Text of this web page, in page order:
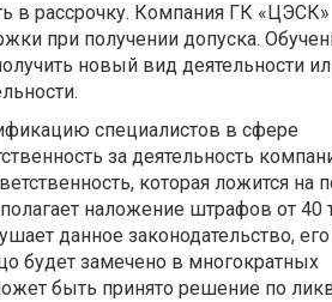
в рассрочку. Компания ГК «ЦЭСК»
при получении допуска.
новый вид деятельности
специалистов в сфере
за деятельность
которая ложится на
наложение штрафов от 40
данное законодательство,
будет замечено в многократных
быть принято решение по